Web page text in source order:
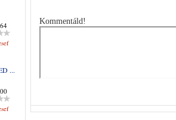
...
Kommentáld!